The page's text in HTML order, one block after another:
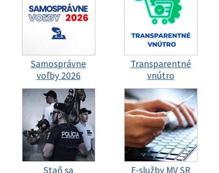
Samosprávne
voľby 2026
Transparentné
vnútro
Staň sa E-služby MV SR